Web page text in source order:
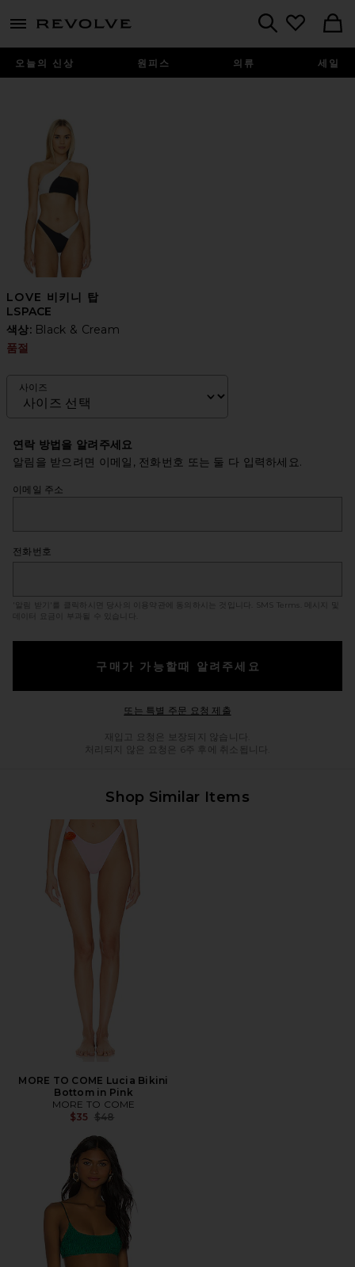
menu - shows more content
오늘의 신상 원피스 의류 세일
LOVE 비키니 탑
LSPACE
색상: Black & Cream
품절
사이즈
연락 방법을 알려주세요
알림을 받으려면 이메일, 전화번호 또는 둘 다 입력하세요.
이메일 주소
전화번호
'알림 받기'를 클릭하시면 당사의 이용약관에 동의하시는 것입니다. SMS Terms
. 메시지 및
데이터 요금이 부과될 수 있습니다.
구매가 가능할때 알려주세요
또는 특별 주문 요청 제출Opens in a modal window
재입고 요청은 보장되지 않습니다.
처리되지 않은 요청은 6주 후에 취소됩니다.
Shop Similar Items
MORE TO COME Lucia Bikini
Bottom in Pink
MORE TO COME
$35 전 가격:
$48